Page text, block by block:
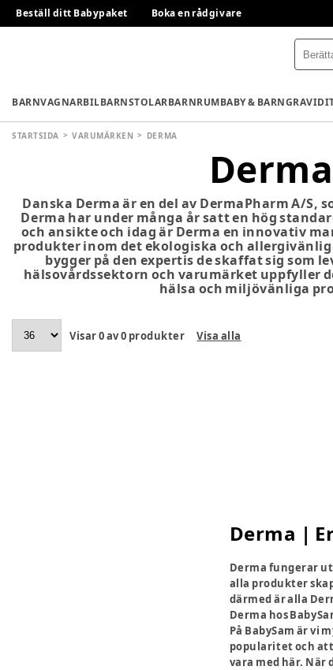
Beställ ditt Babypaket Boka en rådgivare
BARNVAGNARBILBARNSTOLARBARNRUMBABY & BARN
STARTSIDA VARUMÄRKEN DERMA
Derma
Danska Derma är en del av DermaPharm A/S,
Derma har under många år satt en hög
och ansikte och idag är Derma en innovativ
produkter inom det ekologiska och
bygger på den expertis de skaffat sig som
hälsovårdssektorn och varumärket uppfyller
hälsa och miljövänliga
Visar0av0 produkter Visa alla
Derma |
Derma fungerar
alla produkter
därmed är alla
Derma hos
På BabySam är
popularitet och
vara med här.